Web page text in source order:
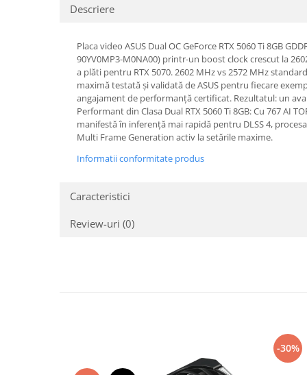
Mixere, tocatoare & roboti de
Roboți de Bucătărie
Perii de Păr Electrice
Storcătoare Citrice
Trimmere si Fierastrae
Descriere
Placa video ASUS Dual OC GeForce RTX 5060 Ti 8GB
90YV0MP3-M0NA00) printr-un boost clock crescut la
a plăti pentru RTX 5070. 2602 MHz vs 2572 MHz
maximă testată și validată de ASUS pentru fiecare
angajament de performanță certificat. Rezultatul: un
Performant din Clasa Dual RTX 5060 Ti 8GB: Cu 767 AI
manifestă în inferență mai rapidă pentru DLSS 4,
Multi Frame Generation activ la setările maxime.
Informatii conformitate produs
Caracteristici
Review-uri (0)
-30%